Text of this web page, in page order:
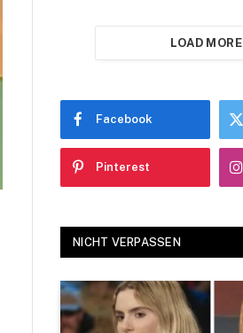
LOAD MORE
Facebook
Pinterest
NICHT VERPASSEN